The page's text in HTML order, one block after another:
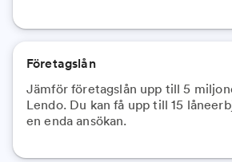
Företagslån
Jämför företagslån upp till 5
Lendo. Du kan få upp till 15
en enda ansökan.